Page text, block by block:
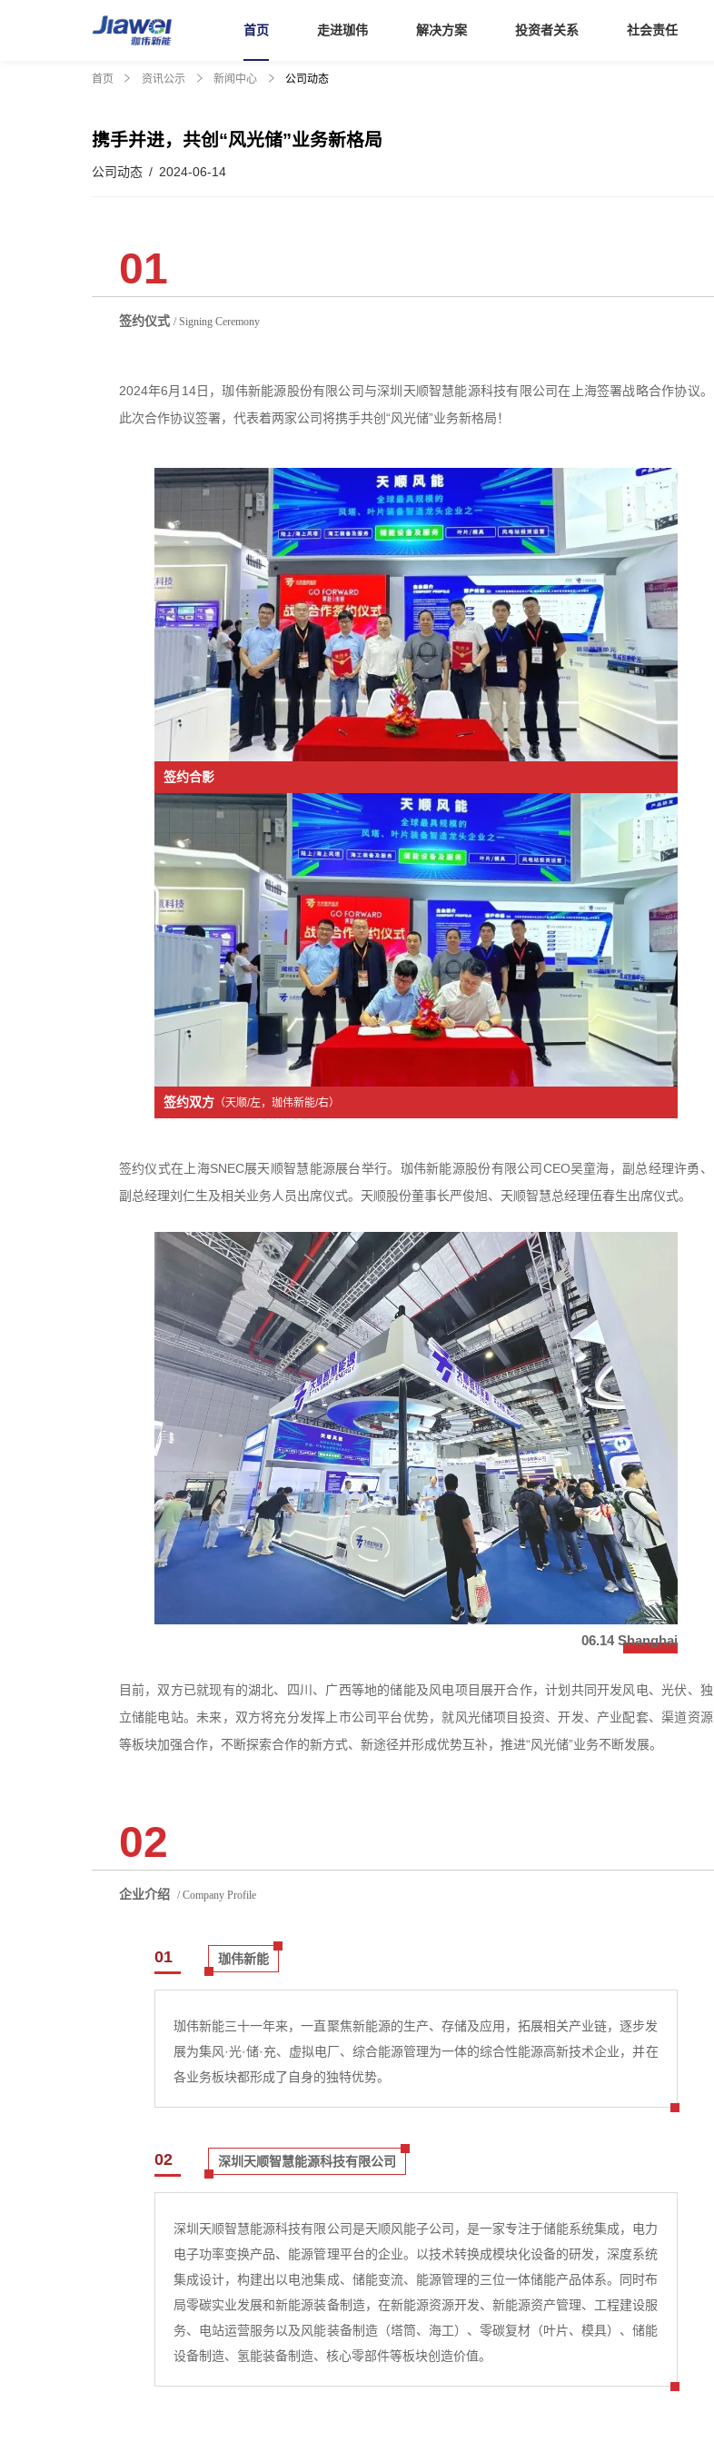
首页 走进珈伟 解决方案 投资者关系 社会责任
首页 资讯公示 新闻中心 公司动态
携手并进，共创“风光储”业务新格局
公司动态 / 2024-06-14
01
签约仪式 / Signing Ceremony
2024年6月14日，珈伟新能源股份有限公司与深圳天顺智慧能源科技有限公司在上海签署战略合作协议。
此次合作协议签署，代表着两家公司将携手共创“风光储”业务新格局！
签约合影
签约双方 （天顺/左，珈伟新能/右）
签约仪式在上海SNEC展天顺智慧能源展台举行。珈伟新能源股份有限公司CEO吴童海，副总经理许勇、
副总经理刘仁生及相关业务人员出席仪式。天顺股份董事长严俊旭、天顺智慧总经理伍春生出席仪式。
06.14Shanghai
目前，双方已就现有的湖北、四川、广西等地的储能及风电项目展开合作，计划共同开发风电、光伏、独
立储能电站。未来，双方将充分发挥上市公司平台优势，就风光储项目投资、开发、产业配套、渠道资源
等板块加强合作，不断探索合作的新方式、新途径并形成优势互补，推进“风光储”业务不断发展。
02
企业介绍 / Company Profile
01 珈伟新能
珈伟新能三十一年来，一直聚焦新能源的生产、存储及应用，拓展相关产业链，逐步发
展为集风·光·储·充、虚拟电厂、综合能源管理为一体的综合性能源高新技术企业，并在
各业务板块都形成了自身的独特优势。
02 深圳天顺智慧能源科技有限公司
深圳天顺智慧能源科技有限公司是天顺风能子公司，是一家专注于储能系统集成，电力
电子功率变换产品、能源管理平台的企业。以技术转换成模块化设备的研发，深度系统
集成设计，构建出以电池集成、储能变流、能源管理的三位一体储能产品体系。同时布
局零碳实业发展和新能源装备制造，在新能源资源开发、新能源资产管理、工程建设服
务、电站运营服务以及风能装备制造（塔筒、海工）、零碳复材（叶片、模具）、储能
设备制造、氢能装备制造、核心零部件等板块创造价值。